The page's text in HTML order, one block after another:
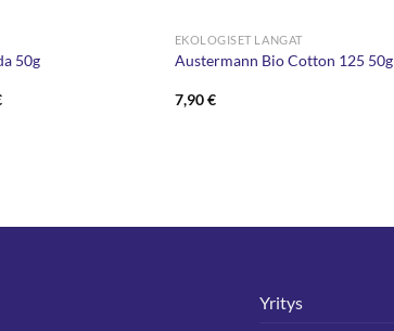
50g
Nykyinen
EKOLOGISET LANGAT
Austermann Bio Cotton 125 50g
7,90€
Yritys